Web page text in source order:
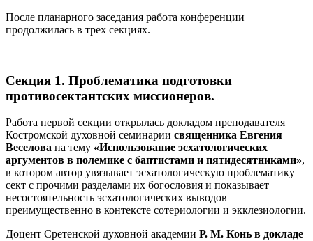
После планарного заседания работа конференции
продолжилась в трех секциях.
Секция 1. Проблематика подготовки
противосектантских миссионеров.
Работа первой секции открылась докладом преподавателя
Костромской духовной семинарии священника Евгения
Веселова на тему «Использование эсхатологических
аргументов в полемике с баптистами и пятидесятниками»,
в котором автор увязывает эсхатологическую проблематику
сект с прочими разделами их богословия и показывает
несостоятельность эсхатологических выводов
преимущественно в контексте сотериологии и экклезиологии.
Доцент Сретенской духовной академии Р. М. Конь в докладе